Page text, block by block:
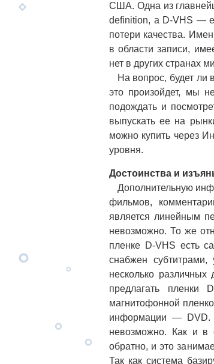
США. Одна из
definition, а D-VHS —
потери качества.
в области записи,
нет в других странах
На вопрос, будет ли
это произойдет, мы
подождать и
выпускать ее на
можно купить через
уровня.
Достоинства и
Дополнительную
фильмов,
является линейным
невозможно. То же
пленке D-VHS есть
снабжен
несколько
предлагать
магнитофонной
информации — DVD.
невозможно. Как и в
обратно, и это
Так как система